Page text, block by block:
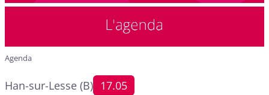
Agenda
Han-sur-Lesse (B) 17.05